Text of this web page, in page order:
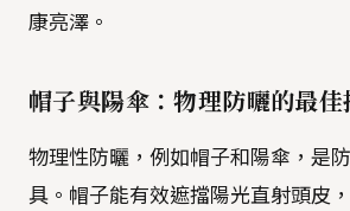
康亮澤。
帽子與陽傘：物理防曬的最
物理性防曬，例如帽子和陽傘，是
具。帽子能有效遮擋陽光直射頭皮